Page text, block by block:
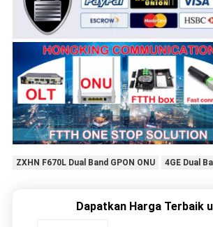
ZXHN F670L Dual Band GPON ONU 4GE Dual
Dapatkan Harga Terbaik